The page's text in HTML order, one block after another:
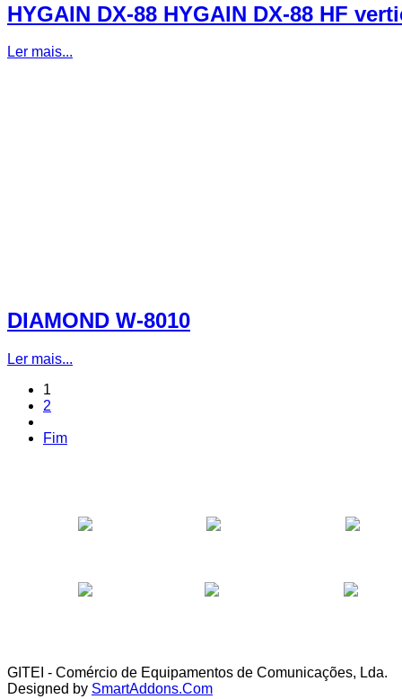
HYGAIN DX-88 HYGAIN DX-88 HF
Ler mais...
DIAMOND W-8010
Ler mais...
1
2
Fim
GITEI - Comércio de Equipamentos de Comunicações, Lda.
Designed by SmartAddons.Com